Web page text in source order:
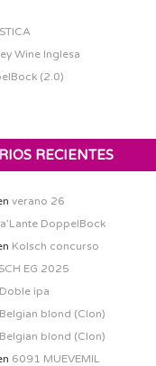
Wine Inglesa
(2.0)
RECIENTES
verano 26
DoppelBock
Kolsch concurso
EG 2025
Doble ipa
Belgian blond (Clon)
Belgian blond (Clon)
6091 MUEVEMIL